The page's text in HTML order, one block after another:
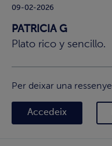
09-02-2026
PATRICIA G
Plato rico y sencillo.
Per deixar una
Accedeix